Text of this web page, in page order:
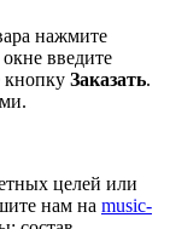
нажмите
введите
кнопку Заказать.
целей или
нам на music-